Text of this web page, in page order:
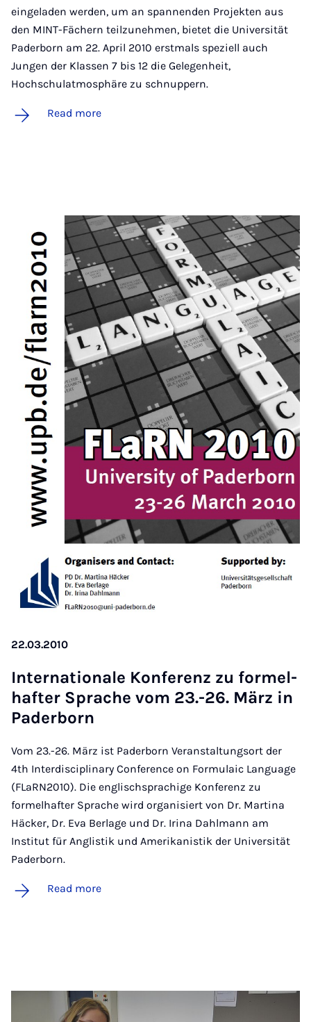
eingeladen werden, um an spannenden Projekten aus
den MINT-Fächern teilzunehmen, bietet die Universität
Paderborn am 22. April 2010 erstmals speziell auch
Jungen der Klassen 7 bis 12 die Gelegenheit,
Hochschulatmosphäre zu schnuppern.
Read more
22.03.2010
In­ter­na­tionale Kon­fer­enz zu formel­
hafter Sprache vom 23.-26. März in
Pader­born
Vom 23.-26. März ist Paderborn Veranstaltungsort der
4th Interdisciplinary Conference on Formulaic Language
(FLaRN2010). Die englischsprachige Konferenz zu
formelhafter Sprache wird organisiert von Dr. Martina
Häcker, Dr. Eva Berlage und Dr. Irina Dahlmann am
Institut für Anglistik und Amerikanistik der Universität
Paderborn.
Read more